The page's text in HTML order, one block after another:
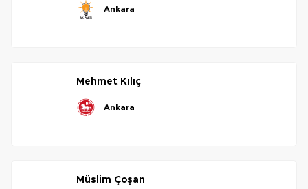
ankara
mehmet kılıç
ankara
müslim çoşan